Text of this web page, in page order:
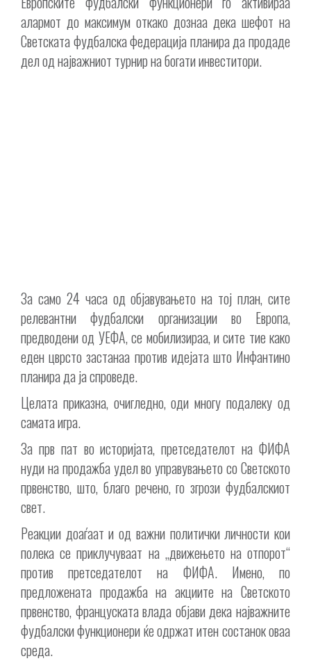
алармот до максимум откако дознаа дека шефот на
Светската фудбалска федерација планира да продаде
дел од најважниот турнир на богати инвеститори.
За само 24 часа од објавувањето на тој план, сите
релевантни фудбалски организации во Европа,
предводени од УЕФА, се мобилизираа, и сите тие како
еден цврсто застанаа против идејата што Инфантино
планира да ја спроведе.
Целата приказна, очигледно, оди многу подалеку од
самата игра.
За прв пат во историјата, претседателот на ФИФА
нуди на продажба удел во управувањето со Светското
првенство, што, благо речено, го згрози фудбалскиот
свет.
Реакции доаѓаат и од важни политички личности кои
полека се приклучуваат на „движењето на отпорот“
против претседателот на ФИФА. Имено, по
предложената продажба на акциите на Светското
првенство, француската влада објави дека најважните
фудбалски функционери ќе одржат итен состанок оваа
среда.